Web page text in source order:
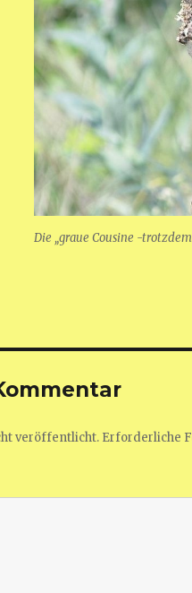
Die „graue Cousine -
veröffentlicht. Erforderliche